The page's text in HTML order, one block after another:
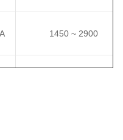
1450 ~ 2900